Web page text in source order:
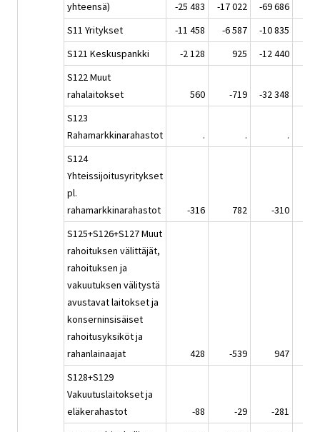
yhteensä)
-25 483 -17 022 -69 686
S11 Yritykset
-11 458 -6 587 -10 835
S121 Keskuspankki
-2 128 925 -12 440
S122 Muut
rahalaitokset
560 -719 -32 348
S123
Rahamarkkinarahastot
. .
.
S124
Yhteissijoitusyritykset
pl.
rahamarkkinarahastot
-316 782 -310
S125+S126+S127 Muut
rahoituksen välittäjät,
rahoituksen ja
vakuutuksen välitystä
avustavat laitokset ja
konserninsisäiset
rahoitusyksiköt ja
rahanlainaajat
428 -539 947
S128+S129
Vakuutuslaitokset ja
eläkerahastot
-88 -29 -281